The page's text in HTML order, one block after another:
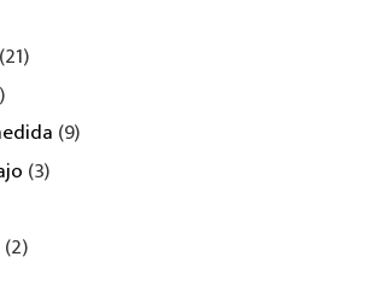
(9)
(3)
(2)